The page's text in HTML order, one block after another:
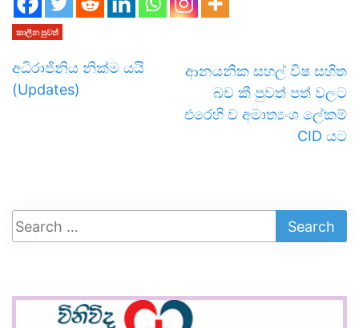
කාලීන පුවත්
අධිරාජිනිය නික්ම යයි
(Updates)
ආනයනික සහල් විෂ සහිත
බව කී පුවත් පත් වලට
එරෙහි ව අමාත්‍යංශ ලේකම්
CID යට